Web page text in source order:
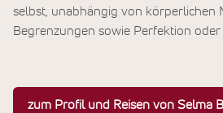
selbst, unabhängig von körperlichen
Begrenzungen sowie Perfektion oder
zum Profil und Reisen von Selma